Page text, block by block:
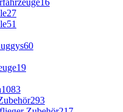
27
51
60
19
1083
293